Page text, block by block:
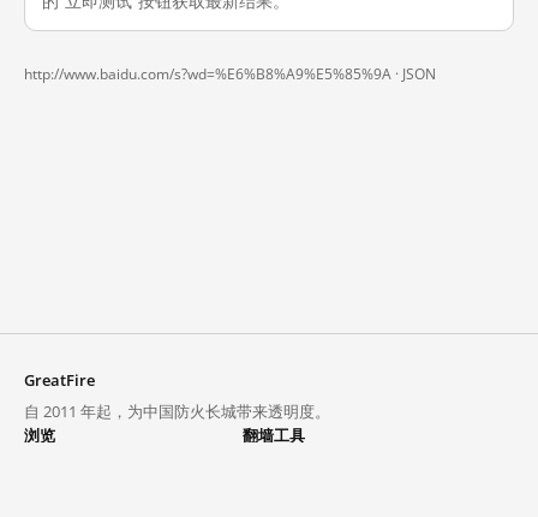
http://www.baidu.com/s?wd=%E6%B8%A9%E5%85%9A · JSON
GreatFire
自 2011 年起，为中国防火长城带来透明度。
浏览
翻墙工具